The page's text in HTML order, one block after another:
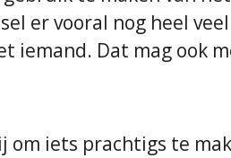
er vooral nog heel
iemand. Dat mag ook
om iets prachtigs te